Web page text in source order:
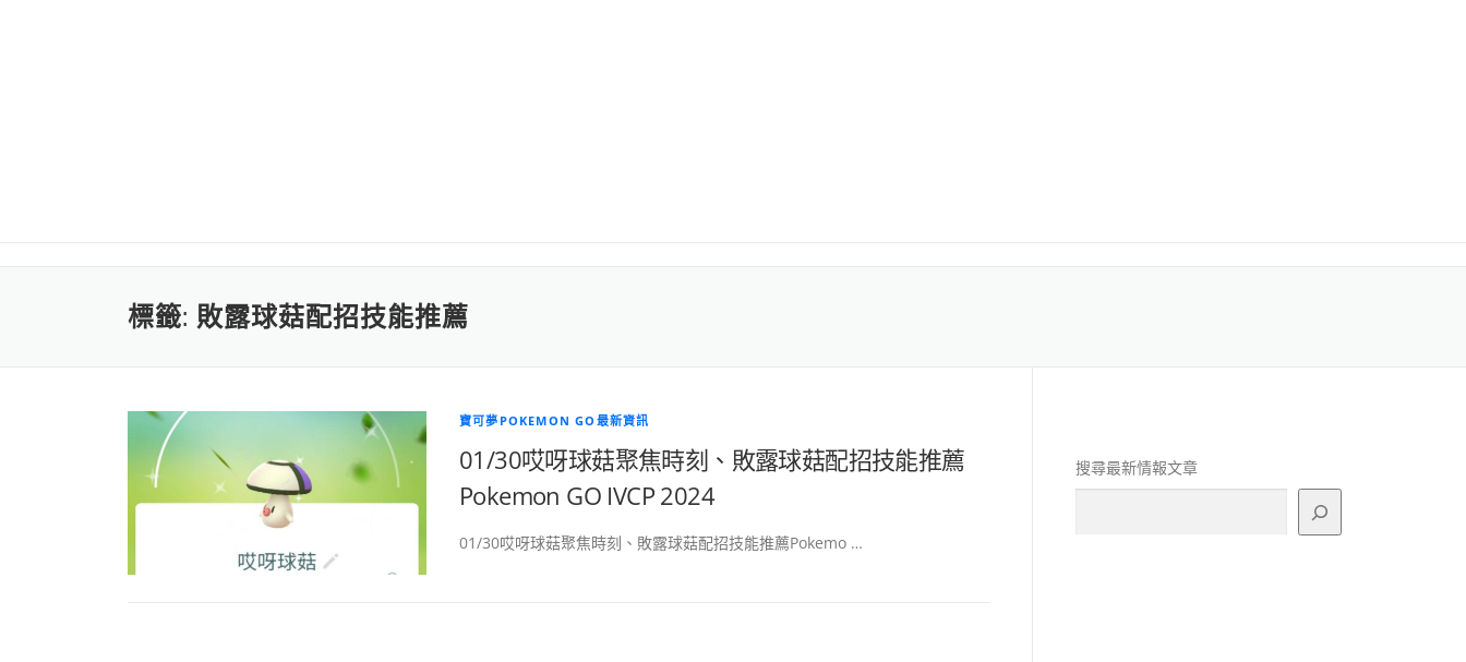
標籤: 敗露球菇配招技能推薦
寶可夢POKEMON GO最新資訊
01/30哎呀球菇聚焦時刻、敗露球菇配招技能推薦
Pokemon GO IVCP 2024
01/30哎呀球菇聚焦時刻、敗露球菇配招技能推薦Pokemo …
搜尋最新情報文章